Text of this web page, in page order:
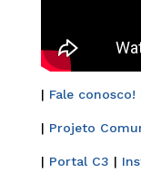
| Fale conosco!
| Projeto
| Portal C3 |